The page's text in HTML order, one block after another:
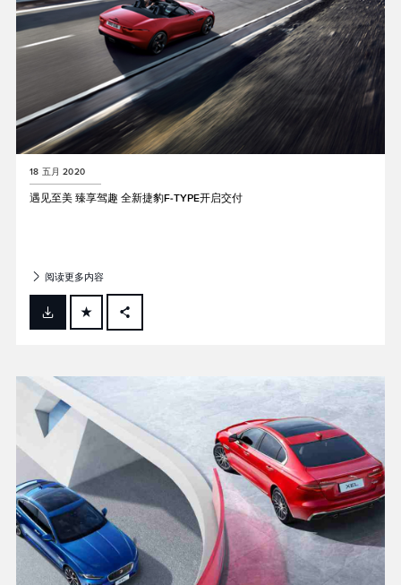
18 五月 2020
遇见至美 臻享驾趣 全新捷豹F‑TYPE开启交付
阅读更多内容
FACEBOOK